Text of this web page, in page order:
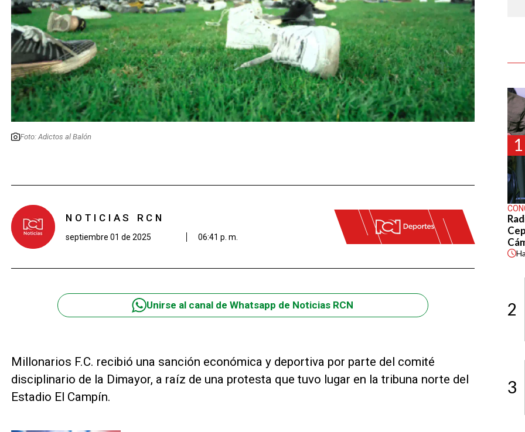
Foto: Adictos al Balón
NOTICIAS RCN
septiembre 01 de 2025 06:41 p. m.
Unirse al canal de Whatsapp de Noticias RCN
Millonarios F.C. recibió una sanción económica y deportiva por parte del comité
disciplinario de la Dimayor, a raíz de una protesta que tuvo lugar en la tribuna norte del
Estadio El Campín.
1
2
3